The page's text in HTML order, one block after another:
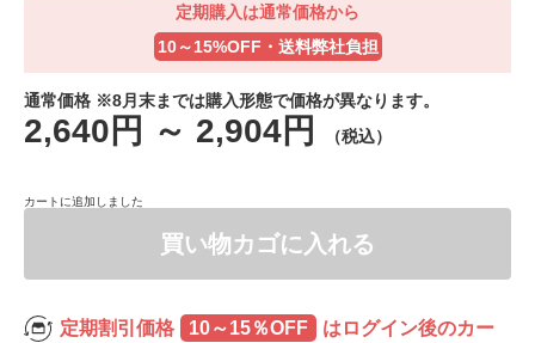
定期購入は通常価格から
10～15%OFF・送料弊社負担
定期購入は通常価格から
10～15%OFF・送料弊社負担
通常価格 ※8月末までは購入形態で価格が異なります。
2,640円 ～ 2,904円 （税込）
カートに追加しました
買い物カゴに入れる
定期割引価格 10～15％OFF
はログイン後のカー